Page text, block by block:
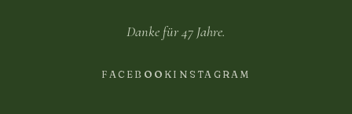
Danke für 47 Jahre.
FACEBOOK INSTAGRAM